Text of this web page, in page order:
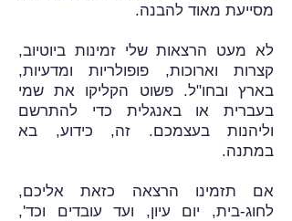
מסייעת מאוד להבנה.
לא מעט הרצאות שלי זמינות ביוטיוב,
קצרות וארוכות, פופולריות ומדעיות,
בארץ ובחו"ל. פשוט הקליקו את שמי
בעברית או באנגלית כדי להתרשם
וליהנות בעצמכם. זה, כידוע, בא
במתנה.
אם תזמינו הרצאה כזאת אליכם,
לחוג-בית, יום עיון, ועד עובדים וכד',